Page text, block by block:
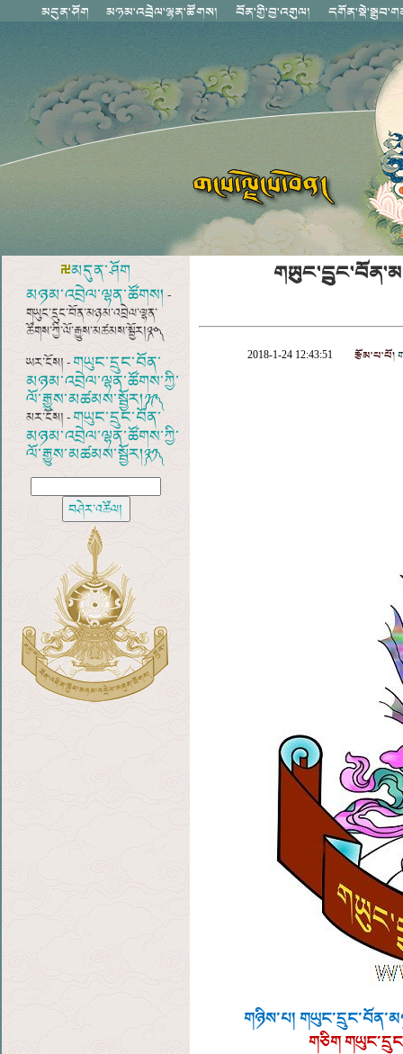
མདུན་ཤོག
མཉམ་འབྲེལ་ལྷན་ཚོགས།-
གཡུང་དྲུང་བོན་མཉམ་འབྲེལ་ལྷན་
ཚོགས་ཀྱི་ལོ་རྒྱུས་མཚམས་སྦྱོར།༼༢༠༽
ཡར་ངོས། -གཡུང་དྲུང་བོན་
མཉམ་འབྲེལ་ལྷན་ཚོགས་ཀྱི་
ལོ་རྒྱུས་མཚམས་སྦྱོར།༼༡༩༽
མར་ངོས། -གཡུང་དྲུང་བོན་
མཉམ་འབྲེལ་ལྷན་ཚོགས་ཀྱི་
ལོ་རྒྱུས་མཚམས་སྦྱོར།༼༢༡༽
2018-1-24 12:43:51 རྩོམ་པ་པོ།
གཉིས་པ།
གཅིག